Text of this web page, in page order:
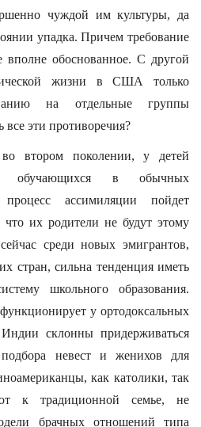
чуждой им культуры, да
упадка. Причем требование
обоснованное. С другой
жизни в США только
на отдельные группы
эти противоречия?
втором поколении, у детей
обучающихся в обычных
ассимиляции пойдет
их родители не будут этому
среди новых эмигрантов,
стран, сильна тенденция иметь
школьного образования.
у ортодоксальных
склонны придерживаться
невест и женихов для
как католики, так
к традиционной семье, не
брачных отношений типа